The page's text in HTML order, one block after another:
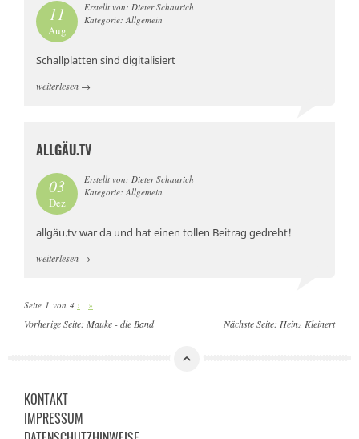
11
Aug
Erstellt von: Dieter Schaurich
Kategorie: Allgemein
Schallplatten sind digitalisiert
weiterlesen →
ALLGÄU.TV
03
Dez
Erstellt von: Dieter Schaurich
Kategorie: Allgemein
allgäu.tv war da und hat einen tollen Beitrag gedreht!
weiterlesen →
Seite 1 von 4 › »
Vorherige Seite: Mauke - die Band Nächste Seite: Heinz Kleinert
KONTAKT
IMPRESSUM